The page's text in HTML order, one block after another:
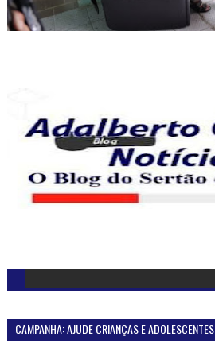
CAMPANHA: AJUDE CRIANÇAS E ADOLESCENTES